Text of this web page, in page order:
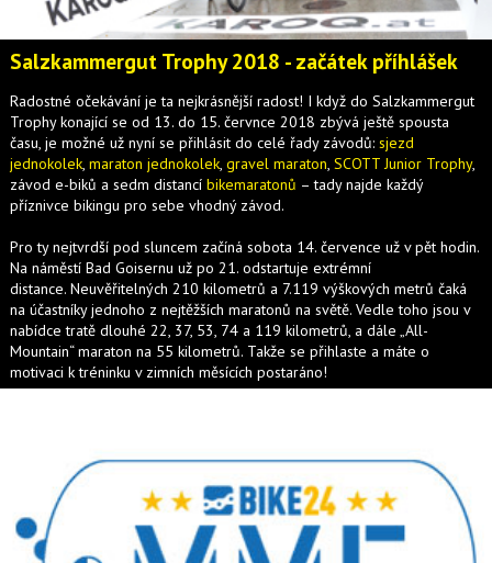
Salzkammergut Trophy 2018 - začátek příhlášek
Radostné očekávání je ta nejkrásnější radost! I když do Salzkammergut
Trophy konající se od 13. do 15. červnce 2018 zbývá ještě spousta
času, je možné už nyní se přihlásit do celé řady závodů: sjezd
jednokolek, maraton jednokolek, gravel maraton, SCOTT Junior Trophy,
závod e-biků a sedm distancí bikemaratonů – tady najde každý
příznivce bikingu pro sebe vhodný závod.
Pro ty nejtvrdší pod sluncem začíná sobota 14. července už v pět hodin.
Na náměstí Bad Goisernu už po 21. odstartuje extrémní
distance. Neuvěřitelných 210 kilometrů a 7.119 výškových metrů čaká
na účastníky jednoho z nejtěžších maratonů na světě. Vedle toho jsou v
nabídce tratě dlouhé 22, 37, 53, 74 a 119 kilometrů, a dále „All-
Mountain“ maraton na 55 kilometrů. Takže se přihlaste a máte o
motivaci k tréninku v zimních měsících postaráno!